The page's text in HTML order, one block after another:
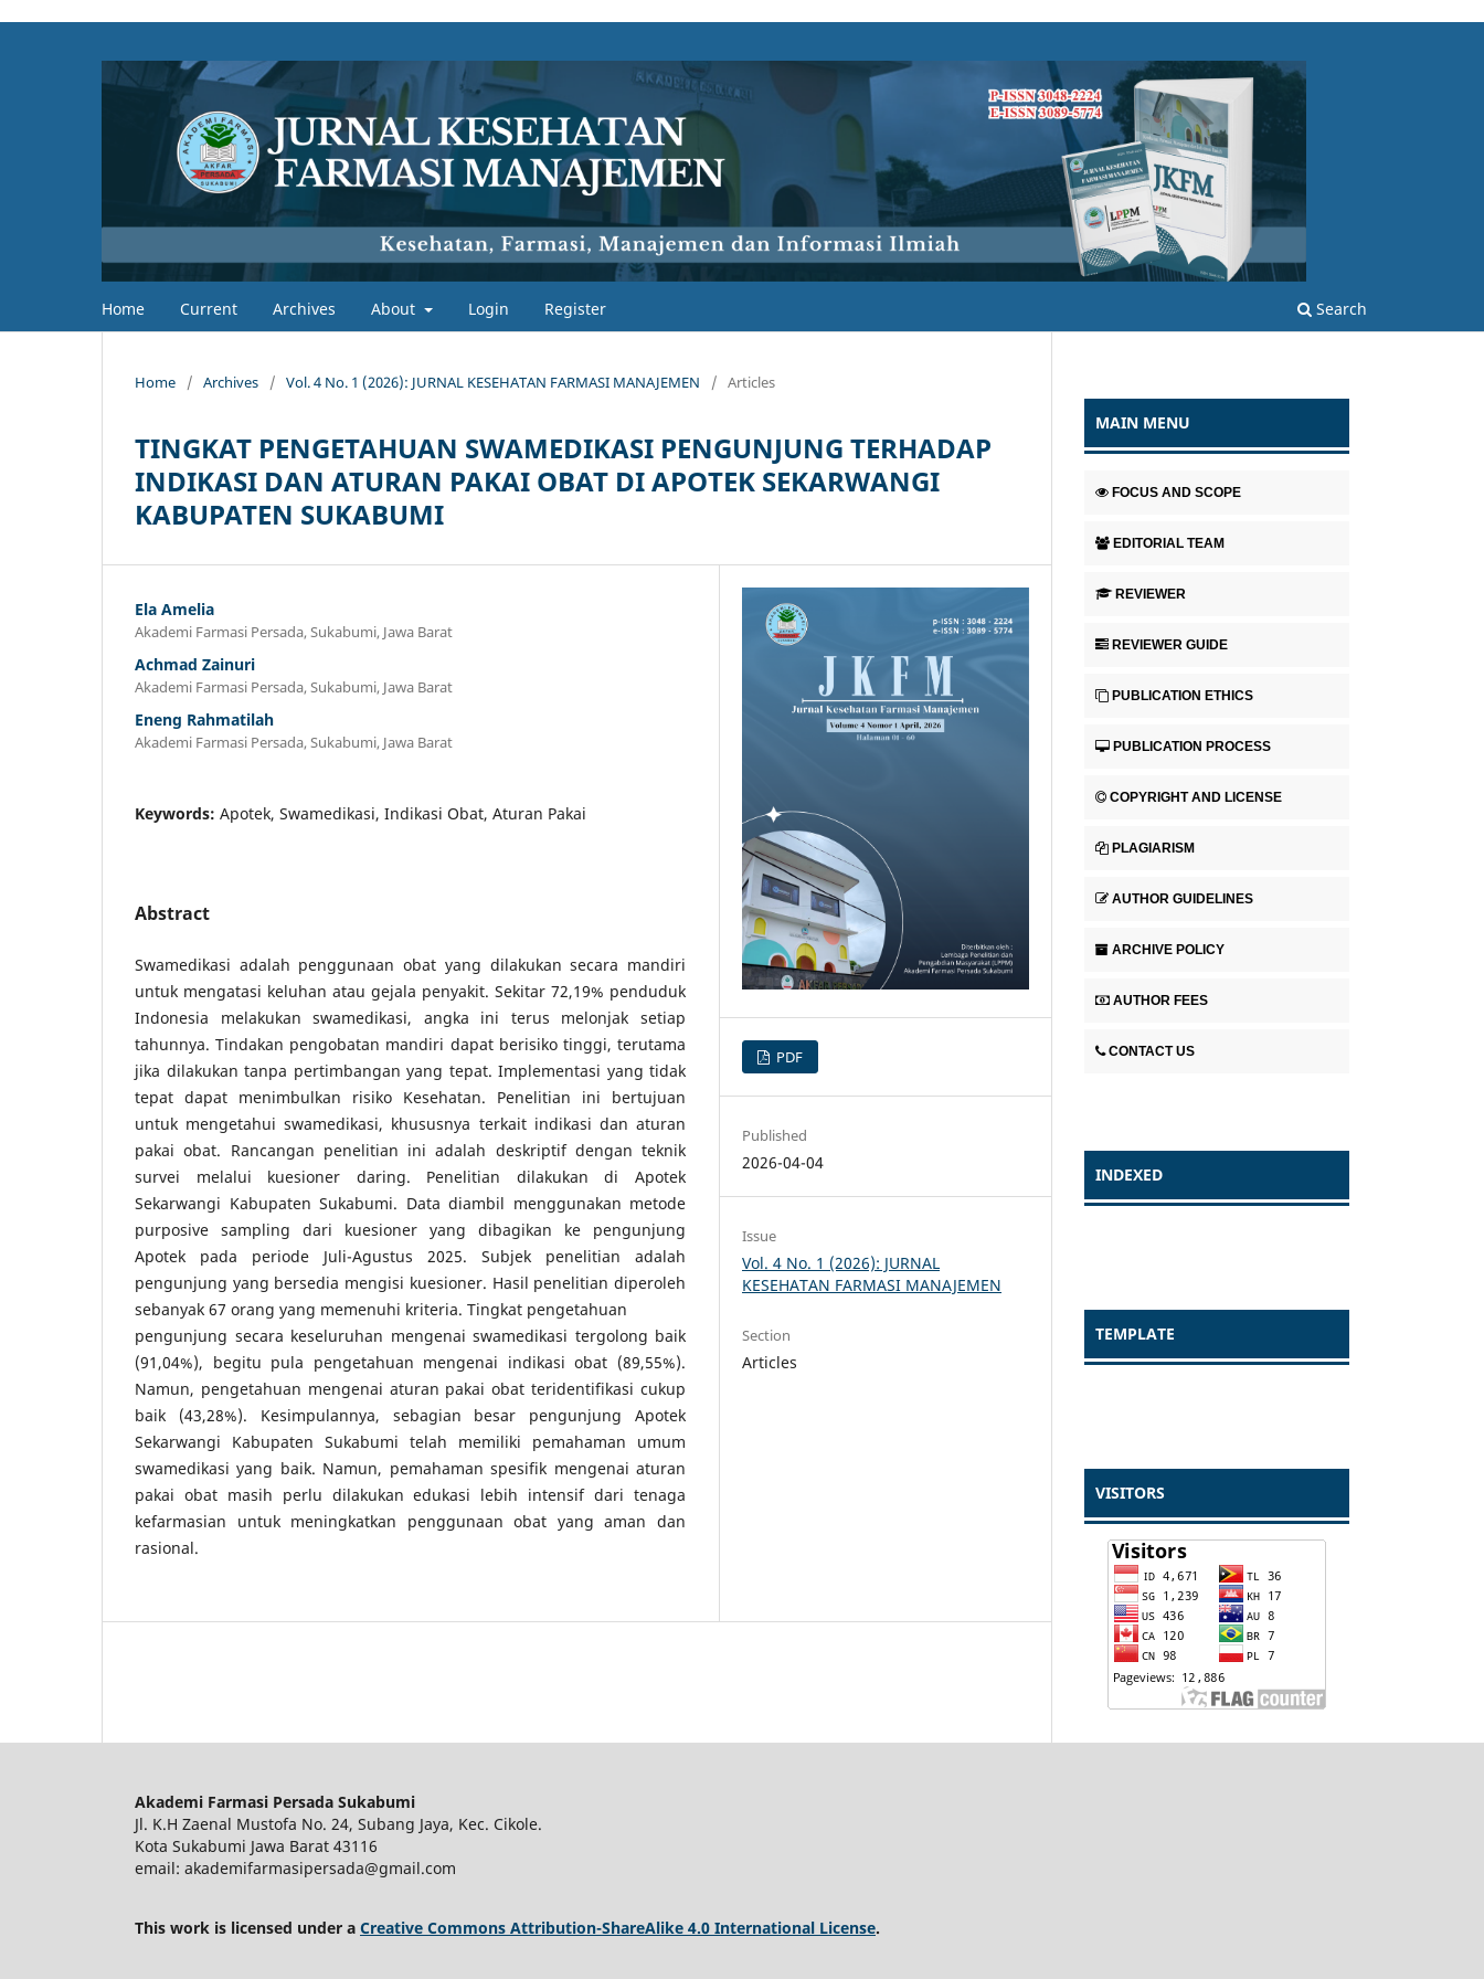
Home Current Archives About Login Register Search
Home / Archives / Vol. 4 No. 1 (2026): JURNAL KESEHATAN FARMASI MANAJEMEN / Articles
TINGKAT PENGETAHUAN SWAMEDIKASI PENGUNJUNG TERHADAP
INDIKASI DAN ATURAN PAKAI OBAT DI APOTEK SEKARWANGI
KABUPATEN SUKABUMI
Ela Amelia
Akademi Farmasi Persada, Sukabumi, Jawa Barat
Achmad Zainuri
Akademi Farmasi Persada, Sukabumi, Jawa Barat
Eneng Rahmatilah
Akademi Farmasi Persada, Sukabumi, Jawa Barat
Keywords: Apotek, Swamedikasi, Indikasi Obat, Aturan Pakai
Abstract
Swamedikasi adalah penggunaan obat yang dilakukan secara mandiri
untuk mengatasi keluhan atau gejala penyakit. Sekitar 72,19% penduduk
Indonesia melakukan swamedikasi, angka ini terus melonjak setiap
tahunnya. Tindakan pengobatan mandiri dapat berisiko tinggi, terutama
jika dilakukan tanpa pertimbangan yang tepat. Implementasi yang tidak
tepat dapat menimbulkan risiko Kesehatan. Penelitian ini bertujuan
untuk mengetahui swamedikasi, khususnya terkait indikasi dan aturan
pakai obat. Rancangan penelitian ini adalah deskriptif dengan teknik
survei melalui kuesioner daring. Penelitian dilakukan di Apotek
Sekarwangi Kabupaten Sukabumi. Data diambil menggunakan metode
purposive sampling dari kuesioner yang dibagikan ke pengunjung
Apotek pada periode Juli-Agustus 2025. Subjek penelitian adalah
pengunjung yang bersedia mengisi kuesioner. Hasil penelitian diperoleh
sebanyak 67 orang yang memenuhi kriteria. Tingkat pengetahuan
pengunjung secara keseluruhan mengenai swamedikasi tergolong baik
(91,04%), begitu pula pengetahuan mengenai indikasi obat (89,55%).
Namun, pengetahuan mengenai aturan pakai obat teridentifikasi cukup
baik (43,28%). Kesimpulannya, sebagian besar pengunjung Apotek
Sekarwangi Kabupaten Sukabumi telah memiliki pemahaman umum
swamedikasi yang baik. Namun, pemahaman spesifik mengenai aturan
pakai obat masih perlu dilakukan edukasi lebih intensif dari tenaga
kefarmasian untuk meningkatkan penggunaan obat yang aman dan
rasional.
PDF
Published
2026-04-04
Issue
Vol. 4 No. 1 (2026): JURNAL
KESEHATAN FARMASI MANAJEMEN
Section
Articles
MAIN MENU
FOCUS AND SCOPE
EDITORIAL TEAM
REVIEWER
REVIEWER GUIDE
PUBLICATION ETHICS
PUBLICATION PROCESS
COPYRIGHT AND LICENSE
PLAGIARISM
AUTHOR GUIDELINES
ARCHIVE POLICY
AUTHOR FEES
CONTACT US
INDEXED
TEMPLATE
VISITORS
Akademi Farmasi Persada Sukabumi
Jl. K.H Zaenal Mustofa No. 24, Subang Jaya, Kec. Cikole.
Kota Sukabumi Jawa Barat 43116
email: akademifarmasipersada@gmail.com
This work is licensed under a Creative Commons Attribution-ShareAlike 4.0 International License.